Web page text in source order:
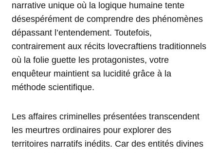
narrative unique où la logique humaine tente
désespérément de comprendre des phénomènes
dépassant l’entendement. Toutefois,
contrairement aux récits lovecraftiens traditionnels
où la folie guette les protagonistes, votre
enquêteur maintient sa lucidité grâce à la
méthode scientifique.
Les affaires criminelles présentées transcendent
les meurtres ordinaires pour explorer des
territoires narratifs inédits. Car des entités divines